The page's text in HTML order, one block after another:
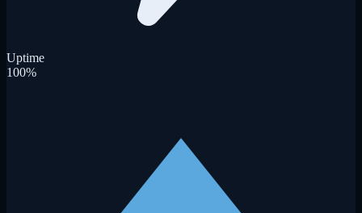
Uptime
100%